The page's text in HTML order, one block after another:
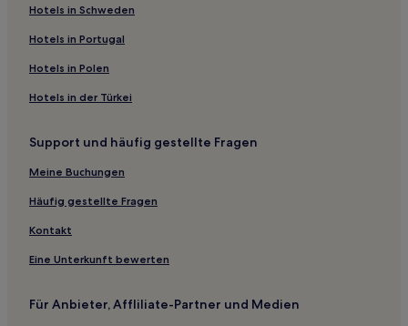
Hotels nahe Straßenstation Yokohama Nanohana Plaza
Mutsu Hotels
Hiranai Hotels
Hotels nahe Aomori
Aomori Hotels
Hotels nahe Sannai-Maruyama-Ruinen
Hotels nahe Seikan Tunnel Entrance Park
Hotels nahe Kazama-mura Squid Center
Fujisaki Hotels
Hotels nahe Blauer Wald Zentralpark
Hotels in Schweden
Hotels in Portugal
Hotels in Polen
Hotels in der Türkei
Support und häufig gestellte Fragen
Meine Buchungen
Häufig gestellte Fragen
Kontakt
Eine Unterkunft bewerten
Für Anbieter, Affliliate-Partner und Medien